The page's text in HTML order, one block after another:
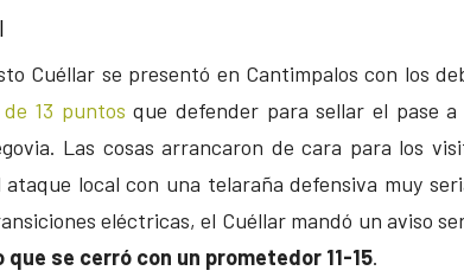
Cuéllar se presentó en Cantimpalos con los
13 puntos que defender para sellar el pase
Las cosas arrancaron de cara para los
local con una telaraña defensiva muy
eléctricas, el Cuéllar mandó un aviso
que se cerró con un prometedor 11-15.